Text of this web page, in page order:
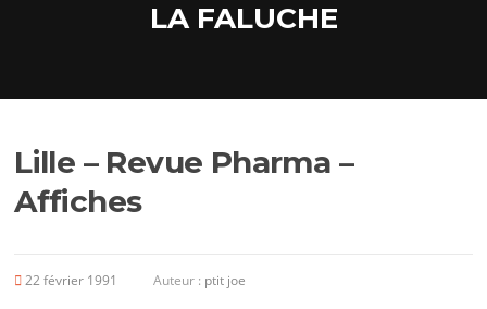
LA FALUCHE
Lille – Revue Pharma –
Affiches
22 février 1991 Auteur : ptit joe